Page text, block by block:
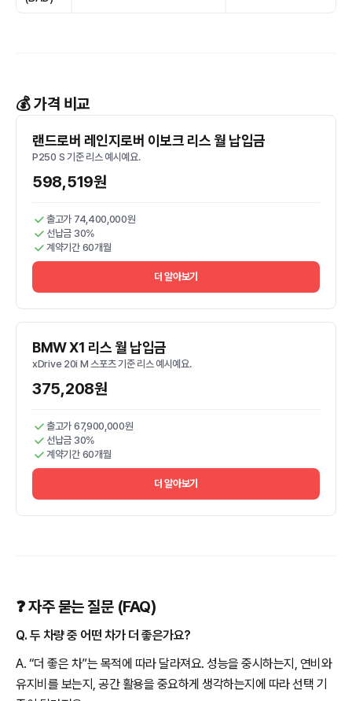
💰 가격 비교
랜드로버 레인지로버 이보크 리스 월 납입금
P250 S 기준 리스 예시예요.
598,519원
출고가 74,400,000원
선납금 30%
계약기간 60개월
더 알아보기
BMW X1 리스 월 납입금
xDrive 20i M 스포츠 기준 리스 예시예요.
375,208원
출고가 67,900,000원
선납금 30%
계약기간 60개월
더 알아보기
❓ 자주 묻는 질문 (FAQ)
Q. 두 차량 중 어떤 차가 더 좋은가요?
A. “더 좋은 차”는 목적에 따라 달라져요. 성능을 중시하는지, 연비와
유지비를 보는지, 공간 활용을 중요하게 생각하는지에 따라 선택 기